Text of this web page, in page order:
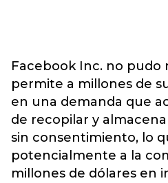
Facebook Inc. no
permite a millones de
en una demanda que
de recopilar y
sin consentimiento, lo
potencialmente a la
millones de dólares en